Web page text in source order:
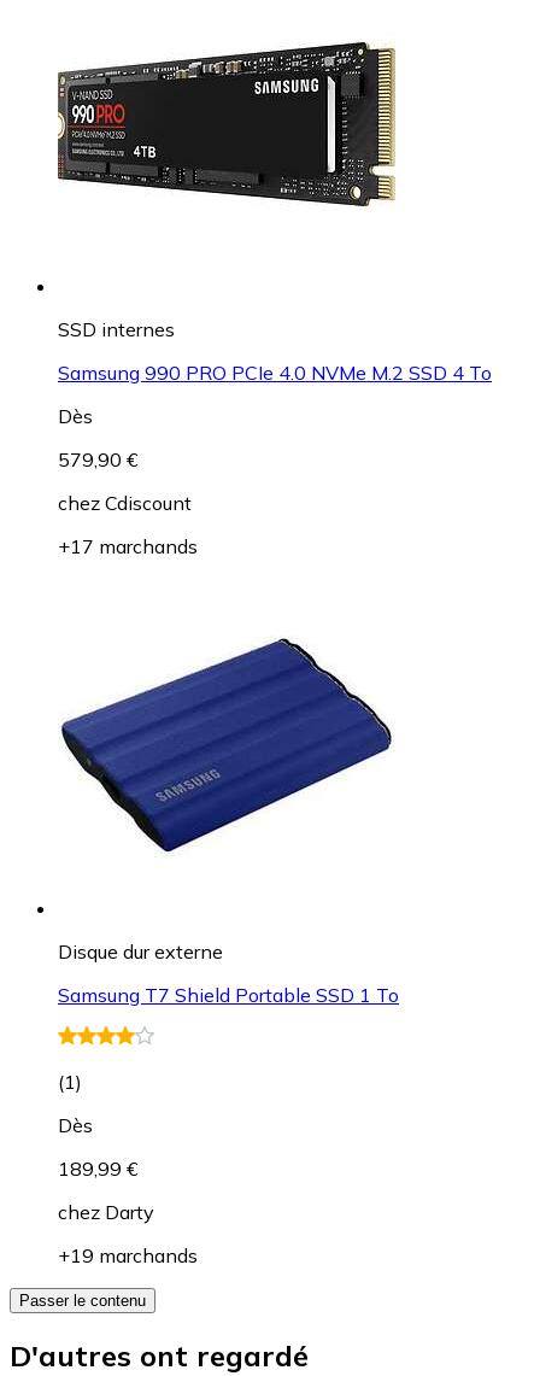
SSD internes
Samsung 990 PRO PCIe 4.0 NVMe M.2 SSD 4 To
Dès
579,90 €
chez Cdiscount
+17 marchands
Disque dur externe
Samsung T7 Shield Portable SSD 1 To
(1)
Dès
189,99 €
chez Darty
+19 marchands
Passer le contenu
D'autres ont regardé